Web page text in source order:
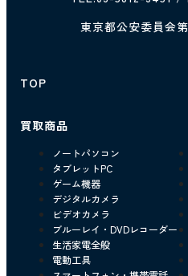
東京都公安委員会
TOP
買取商品
ノートパソコン
タブレットPC
ゲーム機器
デジタルカメラ
ビデオカメラ
ブルーレイ・DVDレコーダー
生活家電全般
電動工具